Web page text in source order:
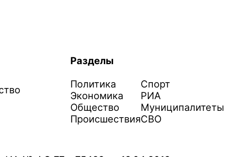
Разделы
Политика
Экономика
Общество
Происшествия
Спорт
РИА
Муниципалитеты
СВО